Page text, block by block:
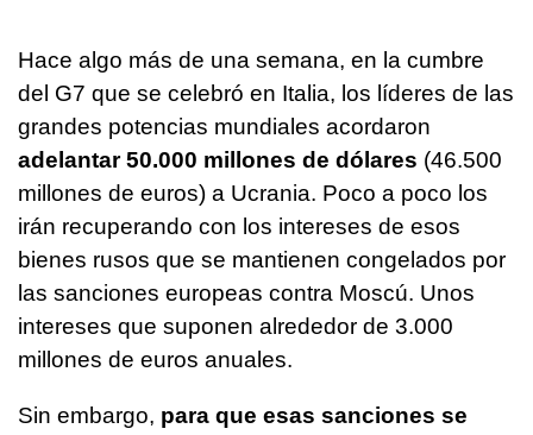
Hace algo más de una semana, en la cumbre
del G7 que se celebró en Italia, los líderes de las
grandes potencias mundiales acordaron
adelantar 50.000 millones de dólares (46.500
millones de euros) a Ucrania. Poco a poco los
irán recuperando con los intereses de esos
bienes rusos que se mantienen congelados por
las sanciones europeas contra Moscú. Unos
intereses que suponen alrededor de 3.000
millones de euros anuales.
Sin embargo, para que esas sanciones se